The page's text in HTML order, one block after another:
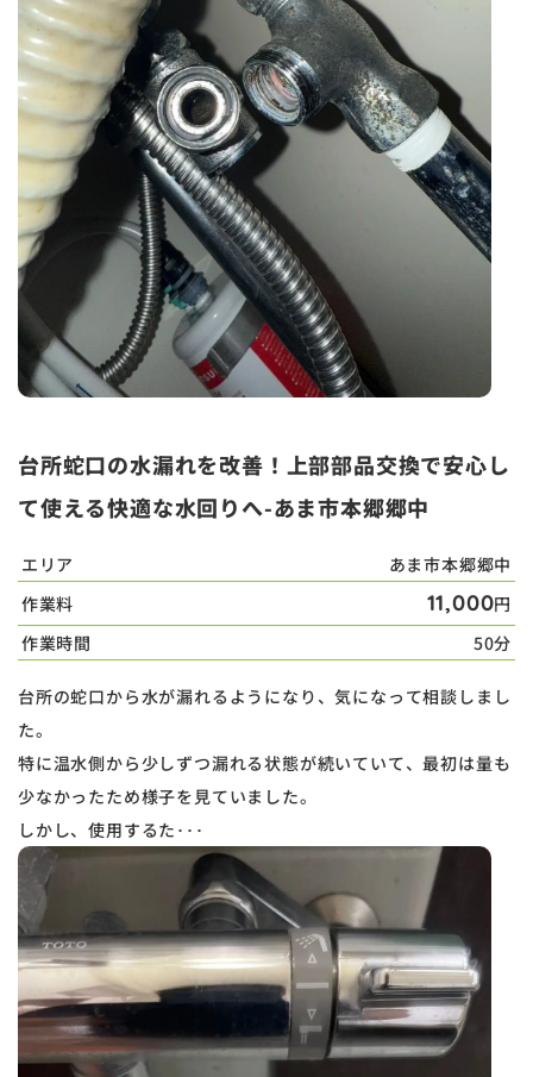
台所蛇口の水漏れを改善！上部部品交換で安心し
て使える快適な水回りへ-あま市本郷郷中
エリア
あま市本郷郷中
作業料
11,000円
作業時間
50分
台所の蛇口から水が漏れるようになり、気になって相談しまし
た。
特に温水側から少しずつ漏れる状態が続いていて、最初は量も
少なかったため様子を見ていました。
しかし、使用するた･･･